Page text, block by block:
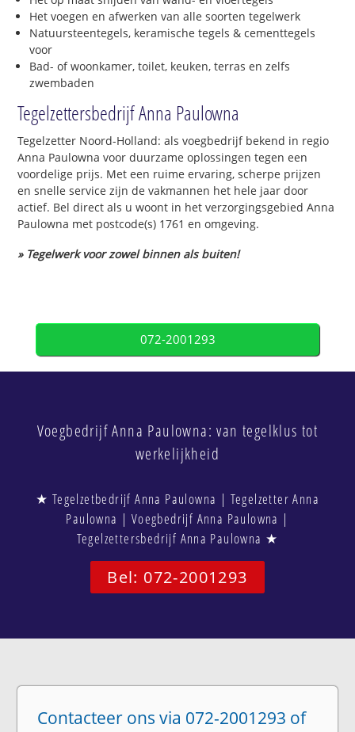
Het voegen en afwerken van alle soorten tegelwerk
Natuursteentegels, keramische tegels & cementtegels
voor
Bad- of woonkamer, toilet, keuken, terras en zelfs
zwembaden
Tegelzettersbedrijf Anna Paulowna
Tegelzetter Noord-Holland: als voegbedrijf bekend in regio
Anna Paulowna voor duurzame oplossingen tegen een
voordelige prijs. Met een ruime ervaring, scherpe prijzen
en snelle service zijn de vakmannen het hele jaar door
actief. Bel direct als u woont in het verzorgingsgebied Anna
Paulowna met postcode(s) 1761 en omgeving.
» Tegelwerk voor zowel binnen als buiten!
072-2001293
Voegbedrijf Anna Paulowna: van tegelklus tot
werkelijkheid
★ Tegelzetbedrijf Anna Paulowna | Tegelzetter Anna
Paulowna | Voegbedrijf Anna Paulowna |
Tegelzettersbedrijf Anna Paulowna ★
Bel: 072-2001293
Contacteer ons via 072-2001293 of